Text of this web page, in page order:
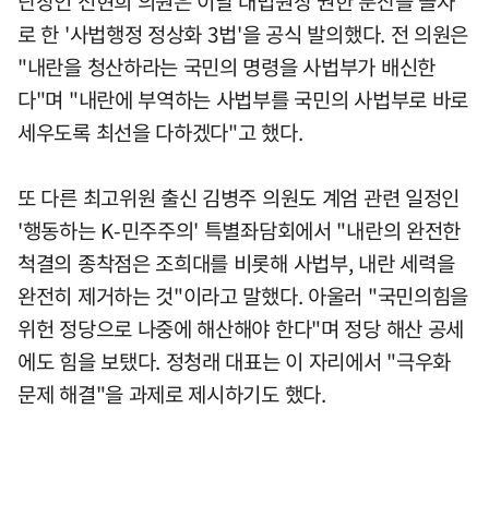
로 한 '사법행정 정상화 3법'을 공식 발의했다. 전 의원은
"내란을 청산하라는 국민의 명령을 사법부가 배신한
다"며 "내란에 부역하는 사법부를 국민의 사법부로 바로
세우도록 최선을 다하겠다"고 했다.
또 다른 최고위원 출신 김병주 의원도 계엄 관련 일정인
'행동하는 K-민주주의' 특별좌담회에서 "내란의 완전한
척결의 종착점은 조희대를 비롯해 사법부, 내란 세력을
완전히 제거하는 것"이라고 말했다. 아울러 "국민의힘을
위헌 정당으로 나중에 해산해야 한다"며 정당 해산 공세
에도 힘을 보탰다. 정청래 대표는 이 자리에서 "극우화
문제 해결"을 과제로 제시하기도 했다.